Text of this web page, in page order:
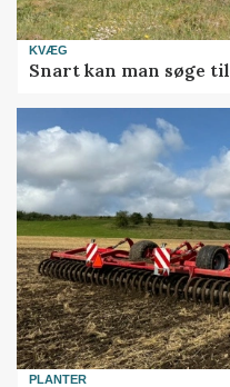
KVÆG
Snart kan man søge
PLANTER